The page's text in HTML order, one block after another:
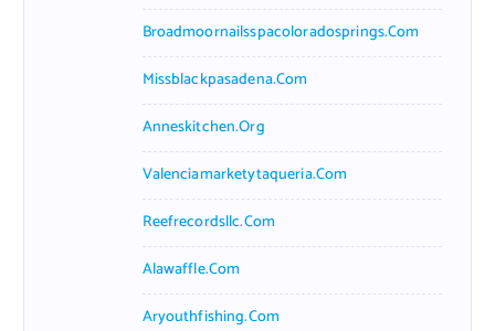
Broadmoornailsspacoloradosprings.com
Missblackpasadena.com
Anneskitchen.org
Valenciamarketytaqueria.com
Reefrecordsllc.com
Alawaffle.com
Aryouthfishing.com